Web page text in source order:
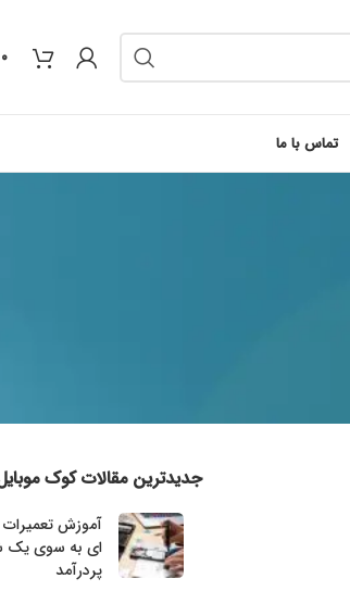
۰
تماس با ما
جدیدترین مقالات کوک
آموزش تعمیرات
ای به سوی یک
پردرآمد